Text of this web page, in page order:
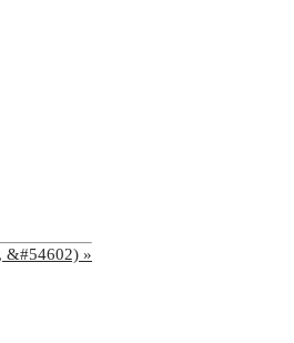
&#54602) »